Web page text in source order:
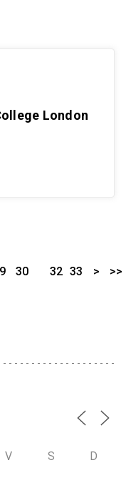
London
30
32 33 > >>
V S D